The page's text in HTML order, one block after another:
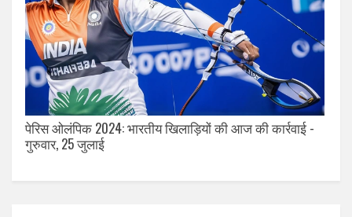
पेरिस ओलंपिक 2024: भारतीय खिलाड़ियों की आज की कार्रवाई -
गुरुवार, 25 जुलाई